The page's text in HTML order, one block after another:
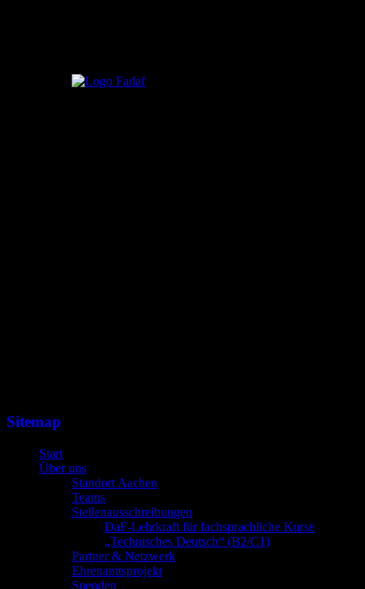
Sitemap
Start
Über uns
Standort Aachen
Teams
Stellenausschreibungen
DaF-Lehrkraft für fachsprachliche Kurse
„Technisches Deutsch“ (B2/C1)
Partner & Netzwerk
Ehrenamtsprojekt
Spenden